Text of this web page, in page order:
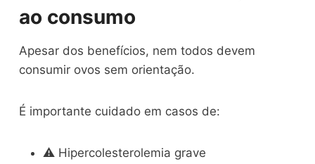
ao consumo
Apesar dos benefícios, nem todos devem
consumir ovos sem orientação.
É importante cuidado em casos de:
⚠️ Hipercolesterolemia grave